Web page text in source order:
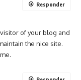
of your blog and
the nice site.
Responder